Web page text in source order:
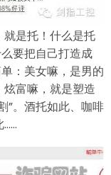
是托！什么是托
要把自己打造成
：美女嘛，是男的
富嘛，就是塑造
”。酒托如此、咖啡
……